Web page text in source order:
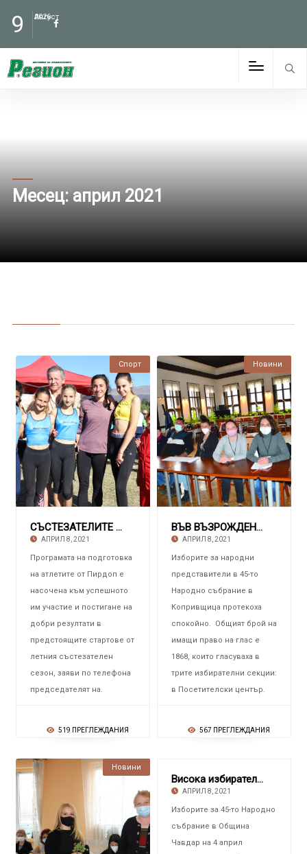
9 Август
2026
Месец:април 2021
Спорт
СЪСТЕЗАТЕЛИТЕ НА СПОРТЕН КЛУБ „СЕДНОГОРСКИ АТ
АПРИЛ 8, 2021
Програмата на подготовка
на атлетите от Пирдоп е
насочена към успешното
им участие и постигане на
добри резултати в
предстоящите стартове от
летния състезателен
сезон, заяви по телефона
председателят на.
519 ПРЕГЛЕЖДАНИЯ
Новини
ВЪВ ВЪЗРОЖДЕНСКИЯ ГРАД ГЕРБ е първи, следват
АПРИЛ 8, 2021
Изборите за народни
представители в 45-то
Народно събрание в
Копривщица протекоха
спокойно. Общият брой на
имащи право на глас е
1868, които гласуваха в
трите избирателни секции:
в Посетителски център.
567 ПРЕГЛЕЖДАНИЯ
Новини
Висока избирателна активност в Чавдар
АПРИЛ 8, 2021
Изборите за 45-то Народно
събрание в Община
Чавдар на 4 април